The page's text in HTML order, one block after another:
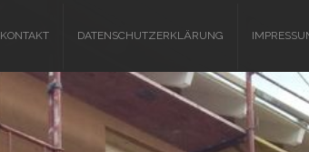
KONTAKT DATENSCHUTZERKLÄRUNG